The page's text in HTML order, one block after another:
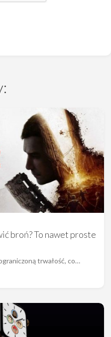
broń? To nawet proste
trwałość, co…